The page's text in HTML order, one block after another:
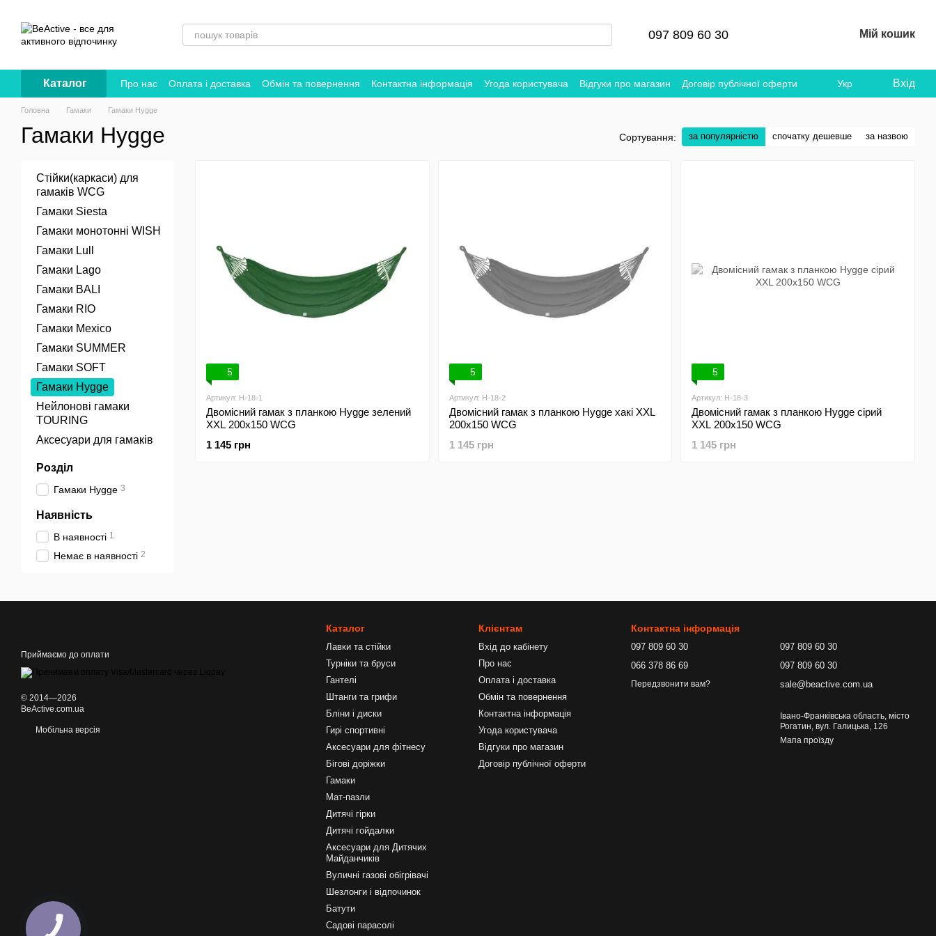
097 809 60 30 Мій кошик
Каталог Про нас Оплата і доставка Обмін та повернення Контактна інформація Угода користувача Відгуки про магазин Договір публічної оферти Укр Вхід
Головна Гамаки Гамаки Hygge
Гамаки Hygge Сортування: за популярністю спочатку дешевше за назвою
5
Артикул: H-18-1
Двомісний гамак з планкою Hygge зелений
XXL 200х150 WCG
1 145 грн
5
Артикул: H-18-2
Двомісний гамак з планкою Hygge хакі XXL
200х150 WCG
1 145 грн
5
Артикул: H-18-3
Двомісний гамак з планкою Hygge сірий
XXL 200х150 WCG
1 145 грн
Стійки(каркаси) для
гамаків WCG
Гамаки Siesta
Гамаки монотонні WISH
Гамаки Lull
Гамаки Lago
Гамаки BALI
Гамаки RIO
Гамаки Mexico
Гамаки SUMMER
Гамаки SOFT
Гамаки Hygge
Нейлонові гамаки
TOURING
Аксесуари для гамаків
Розділ
Гамаки Hygge 3
Наявність
В наявності 1
Немає в наявності 2
Приймаємо до оплати
© 2014—2026
BeActive.com.ua
Мобільна версія
Каталог
Лавки та стійки
Турніки та бруси
Гантелі
Штанги та грифи
Бліни і диски
Гирі спортивні
Аксесуари для фітнесу
Бігові доріжки
Гамаки
Мат-пазли
Дитячі гірки
Дитячі гойдалки
Аксесуари для Дитячих
Майданчиків
Вуличні газові обігрівачі
Шезлонги і відпочинок
Батути
Садові парасолі
Клієнтам
Вхід до кабінету
Про нас
Оплата і доставка
Обмін та повернення
Контактна інформація
Угода користувача
Відгуки про магазин
Договір публічної оферти
Контактна інформація
097 809 60 30
066 378 86 69
Передзвонити вам?
097 809 60 30
097 809 60 30
sale@beactive.com.ua
Івано-Франківська область, місто
Рогатин, вул. Галицька, 126
Мапа проїзду